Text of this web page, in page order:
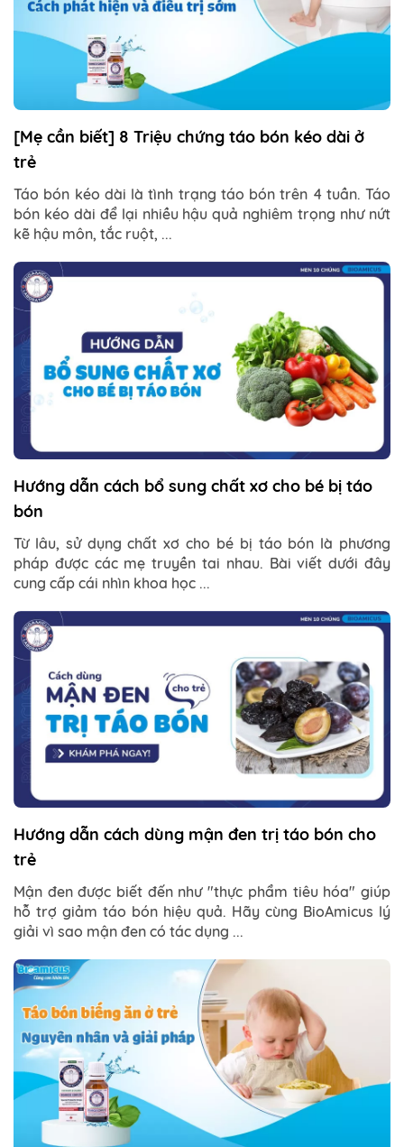
[Mẹ cần biết] 8 Triệu chứng táo bón kéo dài ở
trẻ
Táo bón kéo dài là tình trạng táo bón trên 4 tuần. Táo
bón kéo dài để lại nhiều hậu quả nghiêm trọng như nứt
kẽ hậu môn, tắc ruột, ...
Hướng dẫn cách bổ sung chất xơ cho bé bị táo
bón
Từ lâu, sử dụng chất xơ cho bé bị táo bón là phương
pháp được các mẹ truyền tai nhau. Bài viết dưới đây
cung cấp cái nhìn khoa học ...
Hướng dẫn cách dùng mận đen trị táo bón cho
trẻ
Mận đen được biết đến như "thực phẩm tiêu hóa" giúp
hỗ trợ giảm táo bón hiệu quả. Hãy cùng BioAmicus lý
giải vì sao mận đen có tác dụng ...